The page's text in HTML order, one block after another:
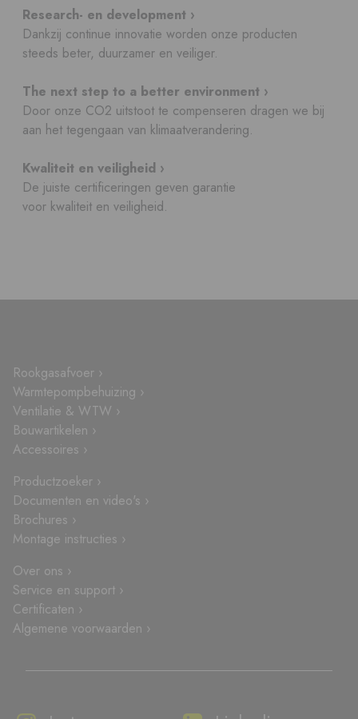
Research- en development ›
Dankzij continue innovatie worden onze producten
steeds beter, duurzamer en veiliger.
The next step to a better environment ›
Door onze CO2 uitstoot te compenseren dragen we bij
aan het tegengaan van klimaatverandering.
Kwaliteit en veiligheid ›
De juiste certificeringen geven garantie
voor kwaliteit en veiligheid.
Rookgasafvoer ›
Warmtepompbehuizing ›
Ventilatie & WTW ›
Bouwartikelen ›
Accessoires ›
Productzoeker ›
Documenten en video's ›
Brochures ›
Montage instructies ›
Over ons ›
Service en support ›
Certificaten ›
Algemene voorwaarden ›